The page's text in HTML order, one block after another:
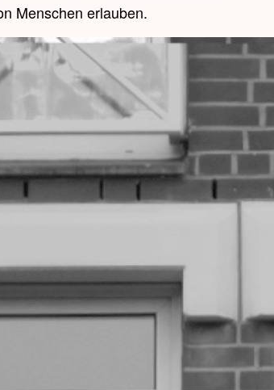
Menschen erlauben.